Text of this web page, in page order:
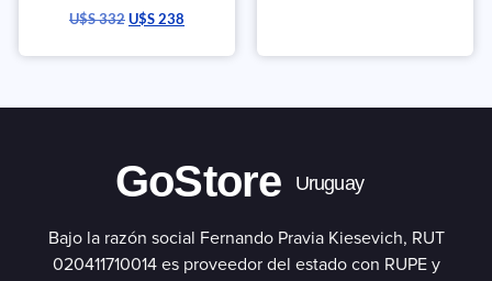
U$S332U$S238
GoStore Uruguay
Bajo la razón social Fernando Pravia Kiesevich, RUT
020411710014 es proveedor del estado con RUPE y